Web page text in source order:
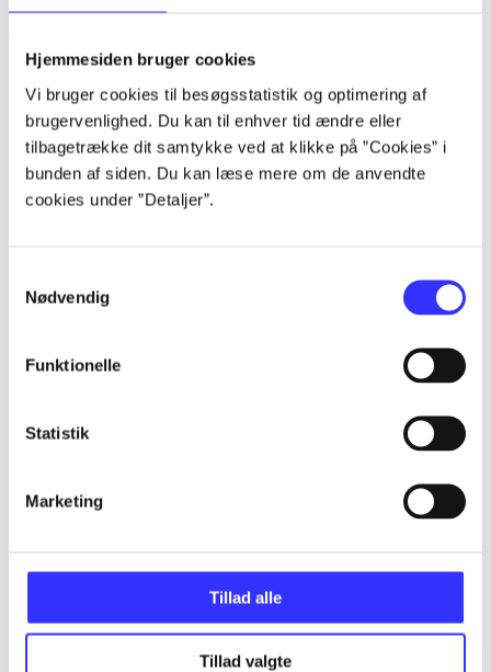
Hjemmesiden bruger cookies
Vi bruger cookies til besøgsstatistik og optimering af
brugervenlighed. Du kan til enhver tid ændre eller
tilbagetrække dit samtykke ved at klikke på ”Cookies” i
bunden af siden. Du kan læse mere om de anvendte
cookies under ”Detaljer”.
Nødvendig
Funktionelle
Statistik
Marketing
Tillad alle
Tillad valgte
Artiklen er en del af
lorem ipsum dolor sit amet ...
Tidsskrift
Alle registrerede artikler fordelt på udgivelser